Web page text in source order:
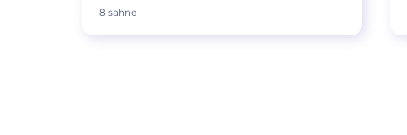
8 sahne